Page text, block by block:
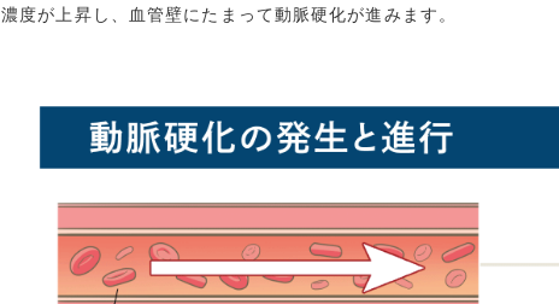
濃度が上昇し、血管壁にたまって動脈硬化が進みます。